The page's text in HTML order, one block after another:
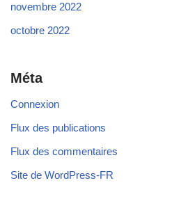
novembre 2022
octobre 2022
Méta
Connexion
Flux des publications
Flux des commentaires
Site de WordPress-FR